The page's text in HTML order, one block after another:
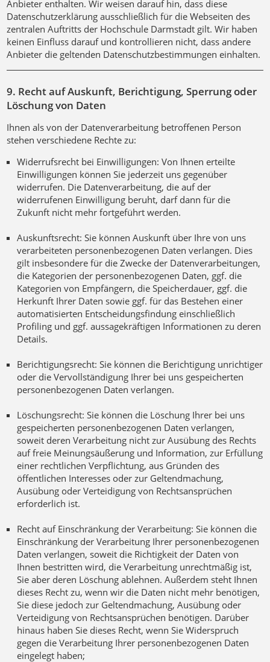
Anbieter enthalten. Wir weisen darauf hin, dass diese
Datenschutzerklärung ausschließlich für die Webseiten des
zentralen Auftritts der Hochschule Darmstadt gilt. Wir haben
keinen Einfluss darauf und kontrollieren nicht, dass andere
Anbieter die geltenden Datenschutzbestimmungen einhalten.
9. Recht auf Auskunft, Berichtigung, Sperrung oder
Löschung von Daten
Ihnen als von der Datenverarbeitung betroffenen Person
stehen verschiedene Rechte zu:
Widerrufsrecht bei Einwilligungen: Von Ihnen erteilte
Einwilligungen können Sie jederzeit uns gegenüber
widerrufen. Die Datenverarbeitung, die auf der
widerrufenen Einwilligung beruht, darf dann für die
Zukunft nicht mehr fortgeführt werden.
Auskunftsrecht: Sie können Auskunft über Ihre von uns
verarbeiteten personenbezogenen Daten verlangen. Dies
gilt insbesondere für die Zwecke der Datenverarbeitungen,
die Kategorien der personenbezogenen Daten, ggf. die
Kategorien von Empfängern, die Speicherdauer, ggf. die
Herkunft Ihrer Daten sowie ggf. für das Bestehen einer
automatisierten Entscheidungsfindung einschließlich
Profiling und ggf. aussagekräftigen Informationen zu deren
Details.
Berichtigungsrecht: Sie können die Berichtigung unrichtiger
oder die Vervollständigung Ihrer bei uns gespeicherten
personenbezogenen Daten verlangen.
Löschungsrecht: Sie können die Löschung Ihrer bei uns
gespeicherten personenbezogenen Daten verlangen,
soweit deren Verarbeitung nicht zur Ausübung des Rechts
auf freie Meinungsäußerung und Information, zur Erfüllung
einer rechtlichen Verpflichtung, aus Gründen des
öffentlichen Interesses oder zur Geltendmachung,
Ausübung oder Verteidigung von Rechtsansprüchen
erforderlich ist.
Recht auf Einschränkung der Verarbeitung: Sie können die
Einschränkung der Verarbeitung Ihrer personenbezogenen
Daten verlangen, soweit die Richtigkeit der Daten von
Ihnen bestritten wird, die Verarbeitung unrechtmäßig ist,
Sie aber deren Löschung ablehnen. Außerdem steht Ihnen
dieses Recht zu, wenn wir die Daten nicht mehr benötigen,
Sie diese jedoch zur Geltendmachung, Ausübung oder
Verteidigung von Rechtsansprüchen benötigen. Darüber
hinaus haben Sie dieses Recht, wenn Sie Widerspruch
gegen die Verarbeitung Ihrer personenbezogenen Daten
eingelegt haben;